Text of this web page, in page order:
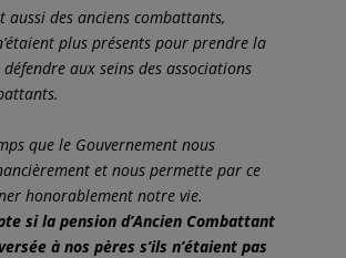
aussi des anciens combattants,
plus présents pour prendre la
aux seins des associations
que le Gouvernement nous
et nous permette par ce
honorablement notre vie.
si la pension d’Ancien Combattant
à nos pères s’ils n’étaient pas